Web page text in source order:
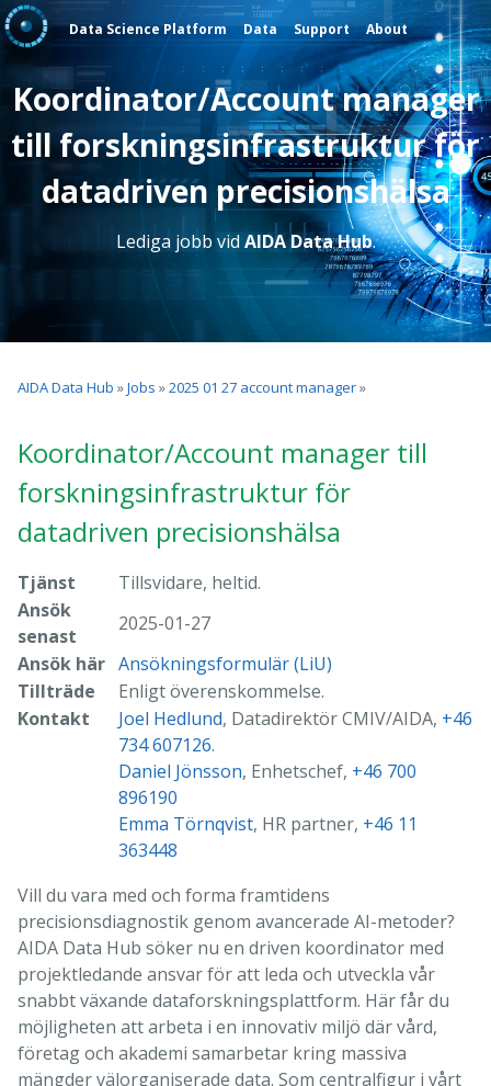
Data Science Platform Data Support About
Koordinator/Account manager
till forskningsinfrastruktur för
datadriven precisionshälsa
Lediga jobb vid AIDA Data Hub.
AIDA Data Hub »Jobs »2025 01 27 account manager»
Koordinator/Account manager till
forskningsinfrastruktur för
datadriven precisionshälsa
Tjänst
Tillsvidare, heltid.
Ansök
senast
2025-01-27
Ansök här Ansökningsformulär (LiU)
Tillträde
Enligt överenskommelse.
Kontakt
Joel Hedlund, Datadirektör CMIV/AIDA, +46
734 607126.
Daniel Jönsson, Enhetschef, +46 700
896190
Emma Törnqvist, HR partner, +46 11
363448
Vill du vara med och forma framtidens
precisionsdiagnostik genom avancerade AI-metoder?
AIDA Data Hub söker nu en driven koordinator med
projektledande ansvar för att leda och utveckla vår
snabbt växande dataforskningsplattform. Här får du
möjligheten att arbeta i en innovativ miljö där vård,
företag och akademi samarbetar kring massiva
mängder välorganiserade data. Som centralfigur i vårt